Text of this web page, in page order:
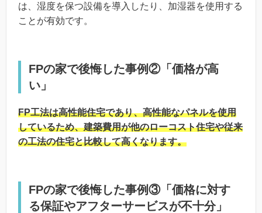
は、湿度を保つ設備を導入したり、加湿器を使用する
ことが有効です。
FPの家で後悔した事例②「価格が高
い」
FP工法は高性能住宅であり、高性能なパネルを使用
しているため、建築費用が他のローコスト住宅や従来
の工法の住宅と比較して高くなります。
FPの家で後悔した事例③「価格に対す
る保証やアフターサービスが不十分」